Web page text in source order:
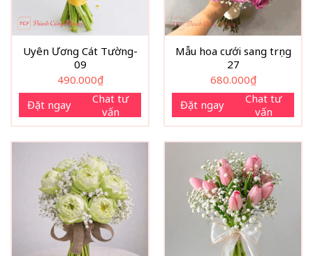
Uyên Ương Cát Tường-
09
490.000₫
Đặt ngay
Chat tư
vấn
Mẫu hoa cưới sang trọng
27
680.000₫
Đặt ngay
Chat tư
vấn